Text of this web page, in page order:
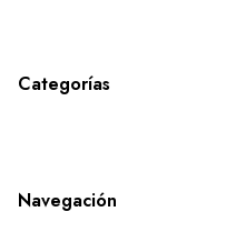
Categorías
Navegación